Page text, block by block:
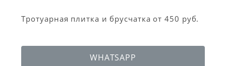
Тротуарная плитка и брусчатка от 450 руб.
WHATSAPP